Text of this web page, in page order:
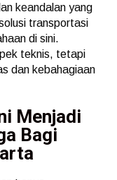
keandalan yang
transportasi
di sini.
teknis, tetapi
dan kebahagiaan
Menjadi
Bagi